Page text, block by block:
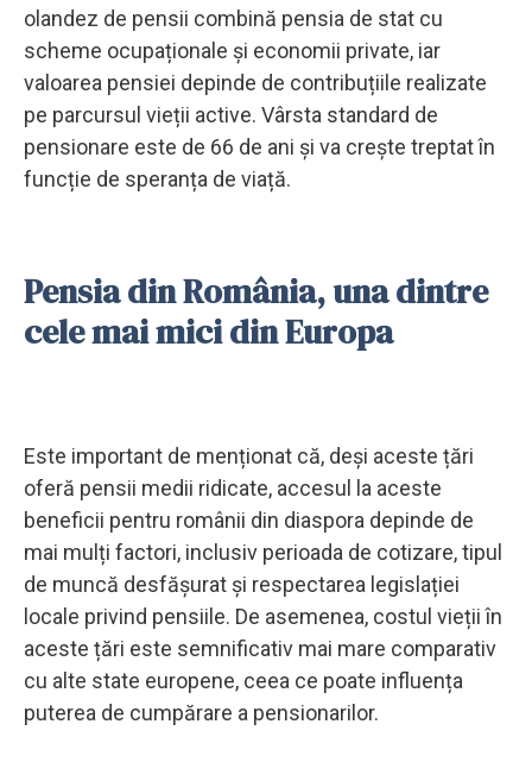
olandez de pensii combină pensia de stat cu
scheme ocupaționale și economii private, iar
valoarea pensiei depinde de contribuțiile realizate
pe parcursul vieții active. Vârsta standard de
pensionare este de 66 de ani și va crește treptat în
funcție de speranța de viață. ​
Pensia din România, una dintre
cele mai mici din Europa
Este important de menționat că, deși aceste țări
oferă pensii medii ridicate, accesul la aceste
beneficii pentru românii din diaspora depinde de
mai mulți factori, inclusiv perioada de cotizare, tipul
de muncă desfășurat și respectarea legislației
locale privind pensiile. De asemenea, costul vieții în
aceste țări este semnificativ mai mare comparativ
cu alte state europene, ceea ce poate influența
puterea de cumpărare a pensionarilor.​